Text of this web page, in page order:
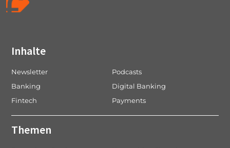
Inhalte
Newsletter
Podcasts
Banking
Digital Banking
Fintech
Payments
Themen